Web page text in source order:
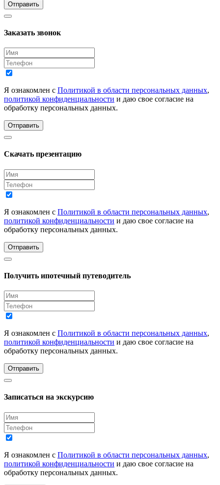
Отправить
Заказать звонок
Я ознакомлен с Политикой в области персональных данных,
политикой конфиденциальности и даю свое согласие на
обработку персональных данных.
Отправить
Скачать презентацию
Я ознакомлен с Политикой в области персональных данных,
политикой конфиденциальности и даю свое согласие на
обработку персональных данных.
Отправить
Получить ипотечный путеводитель
Я ознакомлен с Политикой в области персональных данных,
политикой конфиденциальности и даю свое согласие на
обработку персональных данных.
Отправить
Записаться на экскурсию
Я ознакомлен с Политикой в области персональных данных,
политикой конфиденциальности и даю свое согласие на
обработку персональных данных.